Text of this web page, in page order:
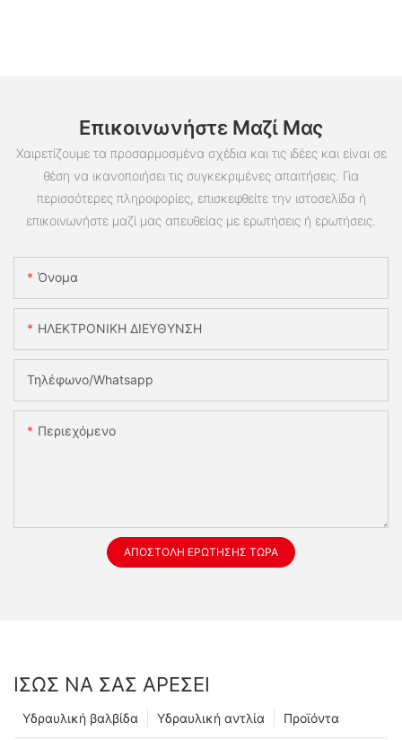
Επικοινωνήστε Μαζί Μας
Χαιρετίζουμε τα προσαρμοσμένα σχέδια και τις ιδέες και είναι σε
θέση να ικανοποιήσει τις συγκεκριμένες απαιτήσεις. Για
περισσότερες πληροφορίες, επισκεφθείτε την ιστοσελίδα ή
επικοινωνήστε μαζί μας απευθείας με ερωτήσεις ή ερωτήσεις.
Όνομα
ΗΛΕΚΤΡΟΝΙΚΗ ΔΙΕΥΘΥΝΣΗ
Τηλέφωνο/whatsapp
Περιεχόμενο
ΑΠΟΣΤΟΛΉ ΕΡΏΤΗΣΗΣ ΤΏΡΑ
ΊΣΩΣ ΝΑ ΣΑΣ ΑΡΈΣΕΙ
Προϊόντα
Υδραυλική αντλία
Υδραυλική βαλβίδα